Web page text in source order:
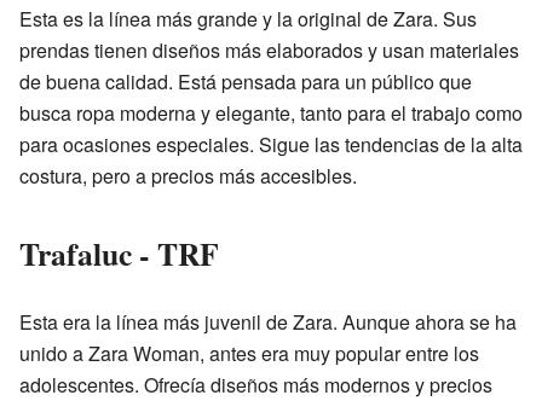
Esta es la línea más grande y la original de Zara. Sus
prendas tienen diseños más elaborados y usan materiales
de buena calidad. Está pensada para un público que
busca ropa moderna y elegante, tanto para el trabajo como
para ocasiones especiales. Sigue las tendencias de la alta
costura, pero a precios más accesibles.
Trafaluc - TRF
Esta era la línea más juvenil de Zara. Aunque ahora se ha
unido a Zara Woman, antes era muy popular entre los
adolescentes. Ofrecía diseños más modernos y precios